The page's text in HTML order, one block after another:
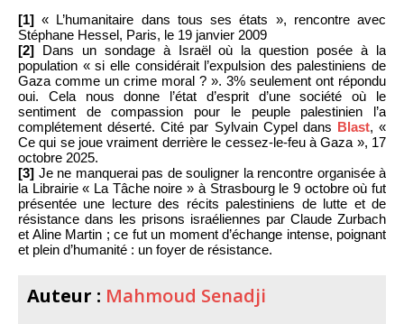
[1] « L’humanitaire dans tous ses états », rencontre avec
Stéphane Hessel, Paris, le 19 janvier 2009
[2] Dans un sondage à Israël où la question posée à la
population « si elle considérait l’expulsion des palestiniens de
Gaza comme un crime moral ? ». 3% seulement ont répondu
oui. Cela nous donne l’état d’esprit d’une société où le
sentiment de compassion pour le peuple palestinien l’a
complétement déserté. Cité par Sylvain Cypel dans Blast, «
Ce qui se joue vraiment derrière le cessez-le-feu à Gaza », 17
octobre 2025.
[3] Je ne manquerai pas de souligner la rencontre organisée à
la Librairie « La Tâche noire » à Strasbourg le 9 octobre où fut
présentée une lecture des récits palestiniens de lutte et de
résistance dans les prisons israéliennes par Claude Zurbach
et Aline Martin ; ce fut un moment d’échange intense, poignant
et plein d’humanité : un foyer de résistance.
Auteur : Mahmoud Senadji